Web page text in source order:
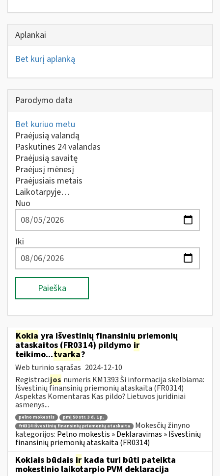
Aplankai
Bet kurį aplanką
Parodymo data
Bet kuriuo metu
Praėjusią valandą
Paskutines 24 valandas
Praėjusią savaitę
Praėjusį mėnesį
Praėjusiais metais
Laikotarpyje…
Nuo
Iki
Paieška
Kokia yra išvestinių finansinių priemonių
ataskaitos (FR0314) pildymo ir
teikimo...tvarka?
Web turinio sąrašas 2024-12-10
Registracijos numeris KM1393 Ši informacija skelbiama:
Išvestinių finansinių priemonių ataskaita (FR0314)
Aspektas Komentaras Kas pildo? Lietuvos juridiniai
asmenys...
pelno mokestis
pmį 50 str. 3 d. 1 p.
fr0314 išvestinių finansinių priemonių ataskaita
Mokesčių žinyno
kategorijos: Pelno mokestis » Deklaravimas » Išvestinių
finansinių priemonių ataskaita (FR0314)
Kokiais būdais ir kada turi būti pateikta
mokestinio laikotarpio PVM deklaracija